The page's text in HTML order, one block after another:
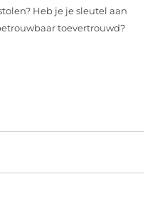
Heb je je sleutel aan
toevertrouwd?